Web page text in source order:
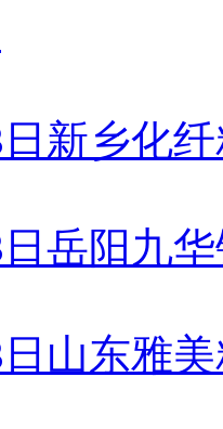
新乡化
岳阳九
山东雅